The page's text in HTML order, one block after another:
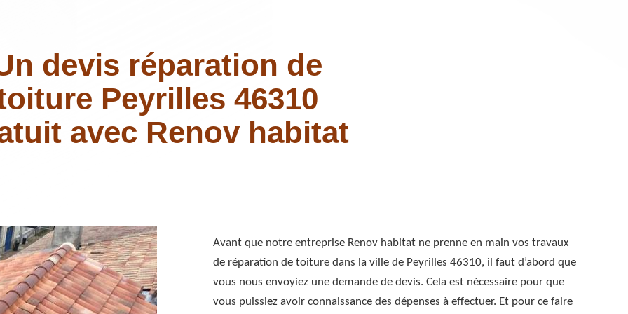
devis réparation de
Peyrilles 46310
avec Renov habitat
Avant que notre entreprise Renov habitat ne prenne en main vos travaux
de réparation de toiture dans la ville de Peyrilles 46310, il faut d’abord que
vous nous envoyiez une demande de devis. Cela est nécessaire pour que
vous puissiez avoir connaissance des dépenses à effectuer. Et pour ce faire